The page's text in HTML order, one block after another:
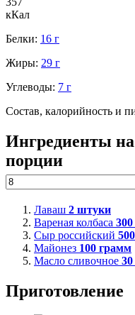
кКал
Белки: 16 г
Жиры: 29 г
Углеводы: 7 г
Состав, калорийность и
Ингредиенты на
порции
Лаваш 2 штуки
Вареная колбаса 300
Сыр российский 500
Майонез 100 грамм
Масло сливочное 30
Приготовление